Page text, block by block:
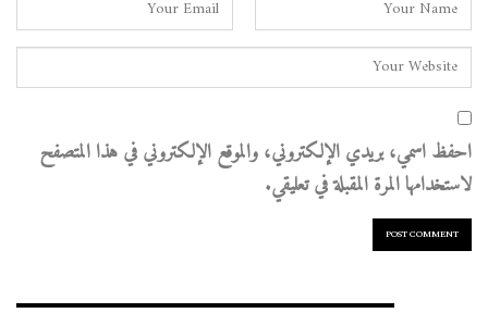
احفظ اسمي، بريدي الإلكتروني، والموقع الإلكتروني في هذا المتصفح
لاستخدامها المرة المقبلة في تعليقي.